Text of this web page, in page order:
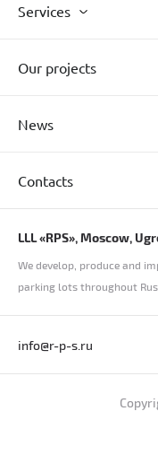
Services
Our projects
News
Contacts
LLL «RPS», Moscow,
We develop, produce and
parking lots throughout
info@r-p-s.ru